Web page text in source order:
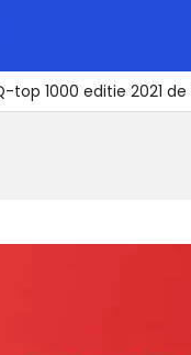
top 1000 editie 2021